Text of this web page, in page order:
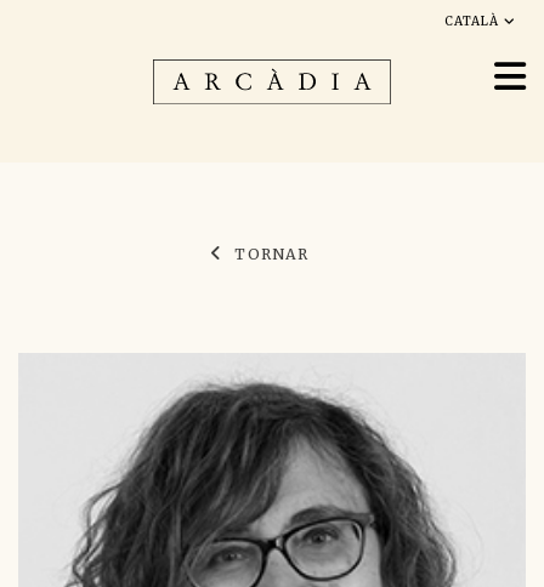
CATALÀ
TORNAR